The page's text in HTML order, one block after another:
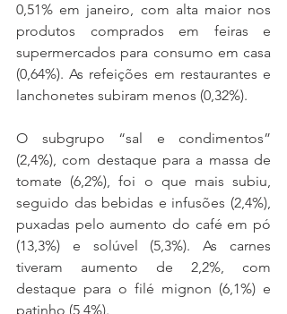
0,51% em janeiro, com alta maior nos
produtos comprados em feiras e
supermercados para consumo em casa
(0,64%). As refeições em restaurantes e
lanchonetes subiram menos (0,32%).
O subgrupo “sal e condimentos”
(2,4%), com destaque para a massa de
tomate (6,2%), foi o que mais subiu,
seguido das bebidas e infusões (2,4%),
puxadas pelo aumento do café em pó
(13,3%) e solúvel (5,3%). As carnes
tiveram aumento de 2,2%, com
destaque para o filé mignon (6,1%) e
patinho (5,4%).